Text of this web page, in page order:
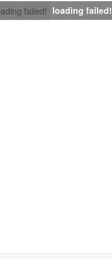
failed! loading failed!